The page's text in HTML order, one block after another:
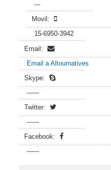
---
Movil:
15-6950-3942
Email:
Email a Altournatives
Skype:
------
Twitter:
------
Facebook:
------